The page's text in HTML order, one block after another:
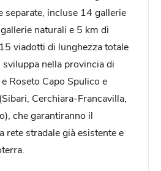
separate, incluse 14 gallerie
naturali e 5 km di
viadotti di lunghezza totale
nella provincia di
Roseto Capo Spulico e
Cerchiara-Francavilla,
che garantiranno il
rete stradale già esistente e